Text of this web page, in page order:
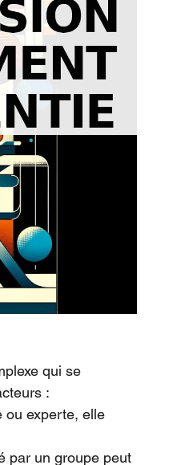
qui se
:
experte, elle
par un groupe peut